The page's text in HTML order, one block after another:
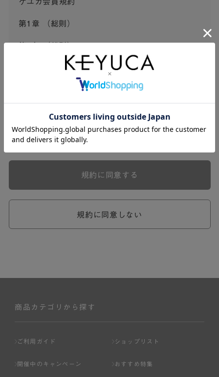
第1章 （総則）
この会員規約（以下「本規約」といいます。）は、河淳株
式会社ケユカ事業部（以下「弊社」といいます。）が提供
する一連のサービスに関し、弊社が次条の定めに従い入会
本規約は、会員と弊社との間のサービスの利用に関わる一
切の関係に適用されるものとします。
弊社が一連のサービスを提供するにあたり、本規約のほ
ら個別規定はその名称のいかんに関わらず、本規約の一部
めが優先されるものとします。
ません。
ページへの入力、または弊社が別途指定する方法に従って
規約に同意しない
規約に同意する
商品カテゴリから探す
ご利用ガイド ショップリスト
開催中のキャンペーン おすすめ特集